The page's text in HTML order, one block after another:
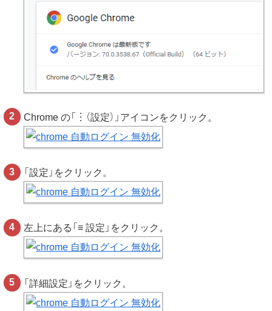
Chrome の「︙（設定）」アイコンをクリック。
「設定」をクリック。
左上にある「≡ 設定」をクリック。
「詳細設定」をクリック。